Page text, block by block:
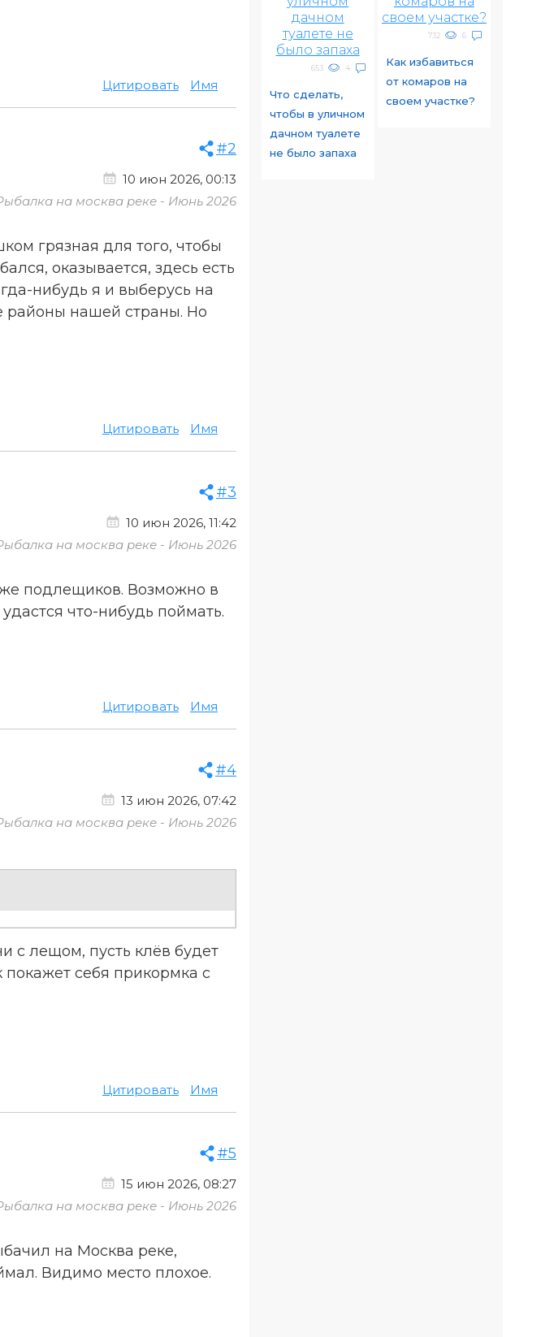
Цитировать Имя
#2
10 июн 2026, 00:13
на москва реке - Июнь 2026
грязная для того, чтобы
оказывается, здесь есть
нибудь я и выберусь на
районы нашей страны. Но
Цитировать Имя
#3
10 июн 2026, 11:42
на москва реке - Июнь 2026
подлещиков. Возможно в
что-нибудь поймать.
Цитировать Имя
#4
13 июн 2026, 07:42
на москва реке - Июнь 2026
с лещом, пусть клёв будет
себя прикормка с
Цитировать Имя
#5
15 июн 2026, 08:27
на москва реке - Июнь 2026
на Москва реке,
Видимо место плохое.
653 4
Что сделать,
чтобы в уличном
дачном туалете
не было запаха
732 6
Как избавиться
от комаров на
своем участке?